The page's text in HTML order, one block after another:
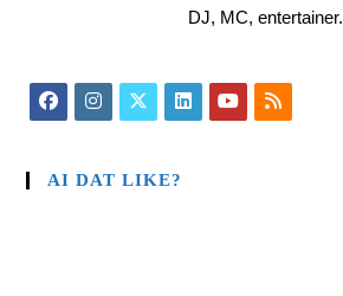
DJ, MC, entertainer.
AI DAT LIKE?